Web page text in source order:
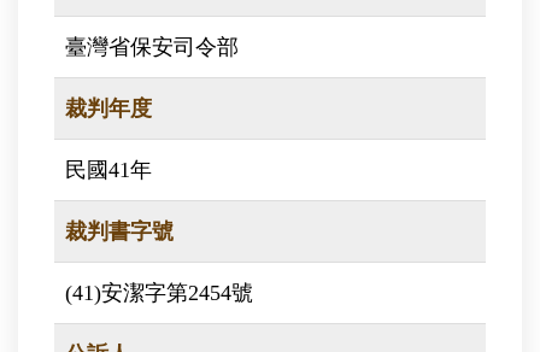
臺灣省保安司令部
裁判年度
民國41年
裁判書字號
(41)安潔字第2454號